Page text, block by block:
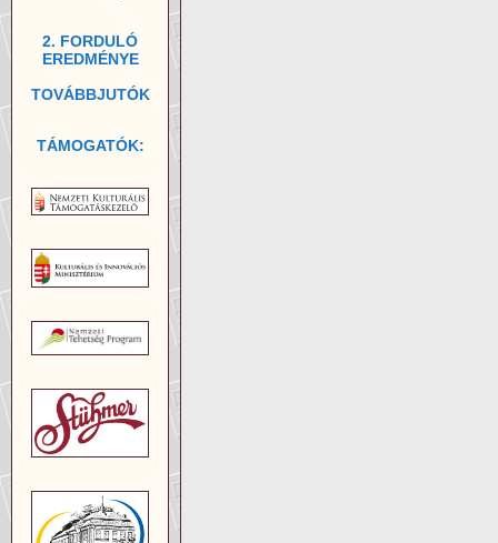
2. FORDULÓ
EREDMÉNYE
TOVÁBBJUTÓK
TÁMOGATÓK: